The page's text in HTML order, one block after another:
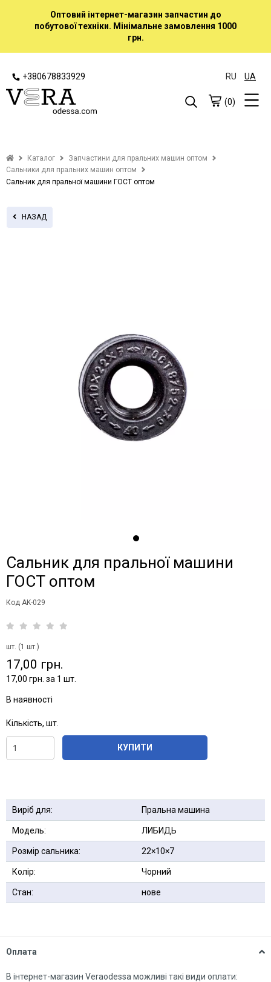
Оптовий інтернет-магазин запчастин до
побутової техніки. Мінімальне замовлення 1000
грн.
+380678833929 RU UA
(0)
Каталог
Запчастини для пральних машин оптом
Сальники для пральних машин оптом
Сальник для пральної машини ГОСТ оптом
НАЗАД
Сальник для пральної машини
ГОСТ оптом
Код AK-029
шт. (1 шт.)
17,00 грн.
17,00 грн. за 1 шт.
В наявності
Кількість, шт.
КУПИТИ
Виріб для: Пральна машина
Модель: ЛИБИДЬ
Розмір сальника: 22×10×7
Колір: Чорний
Стан: нове
Оплата
В інтернет-магазин Veraodessa можливі такі види оплати: